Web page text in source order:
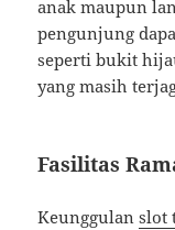
anak maupun
pengunjung
seperti bukit
yang masih
Fasilitas
Keunggulanslot